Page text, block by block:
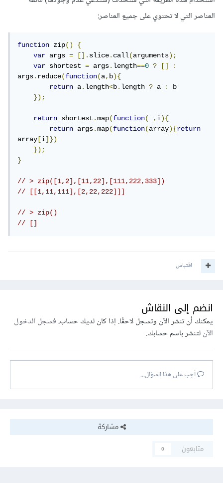
العناصر التي لا تحتوي على جميع العناصر:
function zip()
{
var args = [].slice.call(arguments);
var shortest = args.length==0 ? []
:
args.reduce(function(a,b){
return a.length<b.length ? a :
b
});
return shortest.map(function( _,i){
return args.map(function(array){return
array [i]})
});
}
// > zip([1,2],[11,22],[111,222,333])
// [[1,11,111],[2,22,222]]]
// > zip()
// []
اقتباس
انضم إلى النقاش
يمكنك أن تنشر الآن وتسجل لاحقًا. إذا كان لديك حساب،فسجل الدخول
الآنلتنشر باسم حسابك.
أجب على هذا السؤال...
مشاركة
متابعون
0